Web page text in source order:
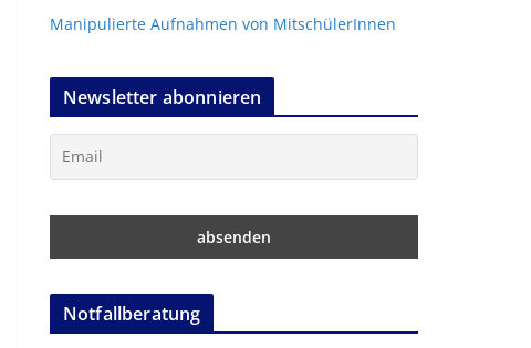
Manipulierte Aufnahmen von MitschülerInnen
Newsletter abonnieren
Notfallberatung